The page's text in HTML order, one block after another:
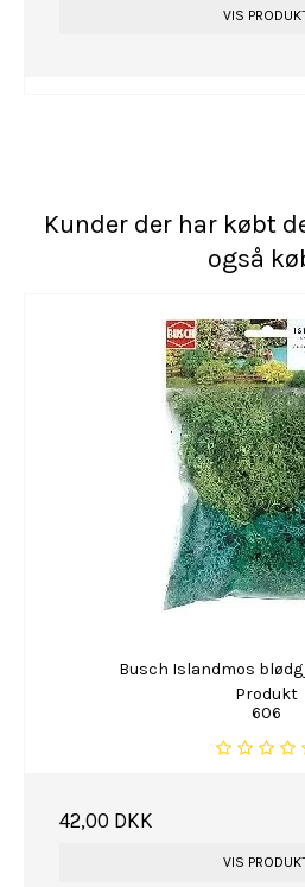
VIS
Kunder der har købt
også
Busch Islandmos
Produkt
606
42,00 DKK
VIS